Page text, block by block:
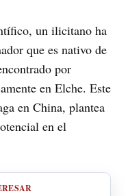
un ilicitano ha
que es nativo de
por
en Elche. Este
en China, plantea
en el